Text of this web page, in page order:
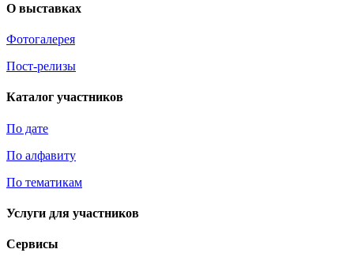
О выставках
Фотогалерея
Пост-релизы
Каталог участников
По дате
По алфавиту
По тематикам
Услуги для участников
Сервисы